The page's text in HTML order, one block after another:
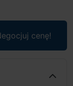
cenę!